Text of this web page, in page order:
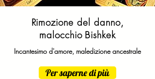
Rimozione del danno,
malocchio Bishkek
Incantesimo d'amore, maledizione ancestrale
Per saperne di più